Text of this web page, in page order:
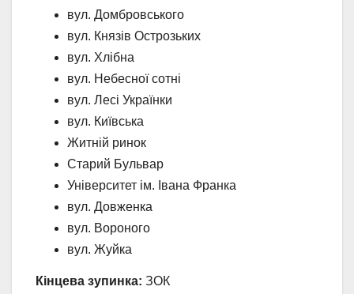
вул. Домбровського
вул. Князів Острозьких
вул. Хлібна
вул. Небесної сотні
вул. Лесі Українки
вул. Київська
Житній ринок
Старий Бульвар
Університет ім. Івана Франка
вул. Довженка
вул. Вороного
вул. Жуйка
Кінцева зупинка: ЗОК